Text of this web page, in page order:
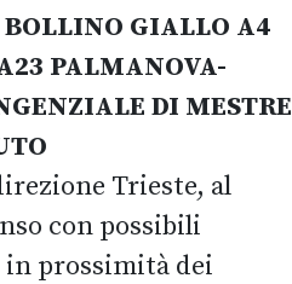
GIALLO A4
PALMANOVA-
DI MESTRE
Trieste, al
con possibili
prossimità dei